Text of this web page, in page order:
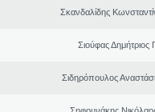
Σκανδαλίδης
Σιούφας Δημήτριος
Σιδηρόπουλος